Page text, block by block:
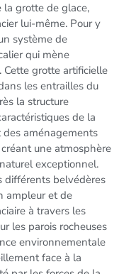
la grotte de glace,
lui-même. Pour y
système de
qui mène
Cette grotte artificielle
les entrailles du
la structure
de la
des aménagements
une atmosphère
exceptionnel.
différents belvédères
ampleur et de
à travers les
les parois rocheuses
environnementale
face à la